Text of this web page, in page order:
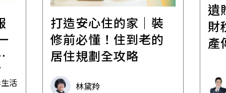
活
打造安心住的家｜裝
修前必懂！住到老的
居住規劃全攻略
林黛羚
遺
財
產